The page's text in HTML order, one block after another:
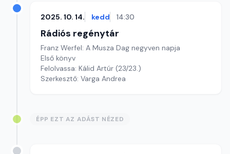
2025. 10. 14. kedd 14:30
Rádiós regénytár
Franz Werfel: A Musza Dag negyven napja
Első könyv
Felolvassa: Kálid Artúr (23/23.)
Szerkesztő: Varga Andrea
ÉPP EZT AZ ADÁST NÉZED